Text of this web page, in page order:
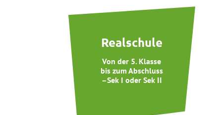
Realschule
Von der 5. Klasse
bis zum Abschluss
–Sek I oder Sek II